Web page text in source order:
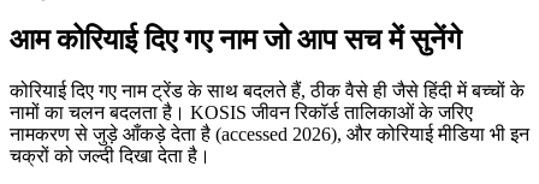
आम कोरियाई दिए गए नाम जो आप सच में सुनेंगे
कोरियाई दिए गए नाम ट्रेंड के साथ बदलते हैं, ठीक वैसे ही जैसे हिंदी में बच्चों के
नामों का चलन बदलता है। KOSIS जीवन रिकॉर्ड तालिकाओं के जरिए
नामकरण से जुड़े आँकड़े देता है (accessed 2026), और कोरियाई मीडिया भी इन
चक्रों को जल्दी दिखा देता है।